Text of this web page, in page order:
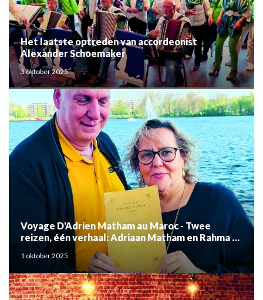
Het laatste optreden van accordeonist
Alexander Schoemaker
3 oktober 2025
Voyage D'Adrien Matham au Maroc - Twee
reizen, één verhaal: Adriaan Matham en Rahma el
Mouden
1 oktober 2025